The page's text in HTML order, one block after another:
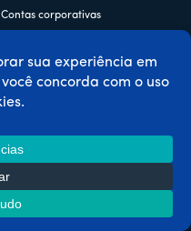
Contas corporativas
Divi
MonsterInsights